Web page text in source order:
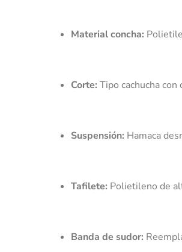
Material concha:
Corte: Tipo cachucha con
Suspensión: Hamaca
Tafilete: Polietileno de
Banda de sudor: